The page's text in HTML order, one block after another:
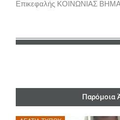
Επικεφαλής ΚΟΙΝΩΝΙΑΣ
Παρόμοια